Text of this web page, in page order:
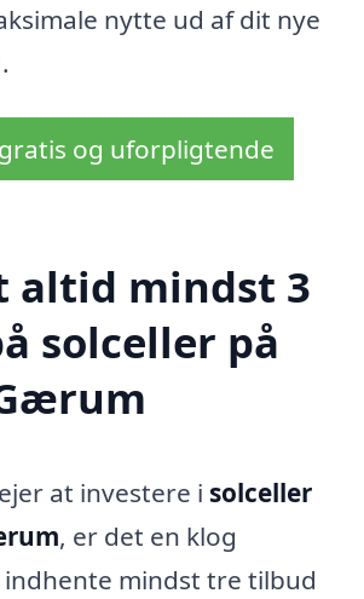
nytte ud af dit nye
og uforpligtende
altid mindst 3
solceller på
at investere i solceller
, er det en klog
mindst tre tilbud